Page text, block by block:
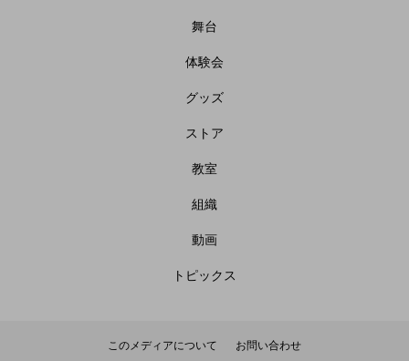
舞台
体験会
グッズ
ストア
教室
組織
動画
トピックス
このメディアについて お問い合わせ